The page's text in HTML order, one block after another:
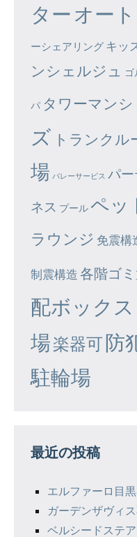
ター オー
ーシェアリング キッ
ンシェルジュ
パ タワーマンシ
ズ トランクル
場 バレーサービス パ
ネス プール ペッ
ラウンジ 免震構
制震構造 各階ゴ
配ボックス
場楽器可防
駐輪場
最近の投稿
エルファーロ目
ガーデンザヴィ
ベルシードステ